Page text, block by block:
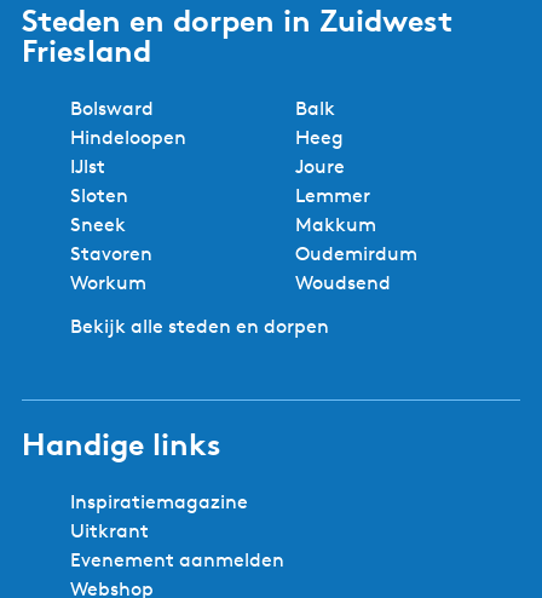
Steden en dorpen in Zuidwest
Friesland
Bolsward
Balk
Hindeloopen
Heeg
IJlst
Joure
Sloten
Lemmer
Sneek
Makkum
Stavoren
Oudemirdum
Workum
Woudsend
Bekijk alle steden en dorpen
Handige links
Inspiratiemagazine
Uitkrant
Evenement aanmelden
Webshop